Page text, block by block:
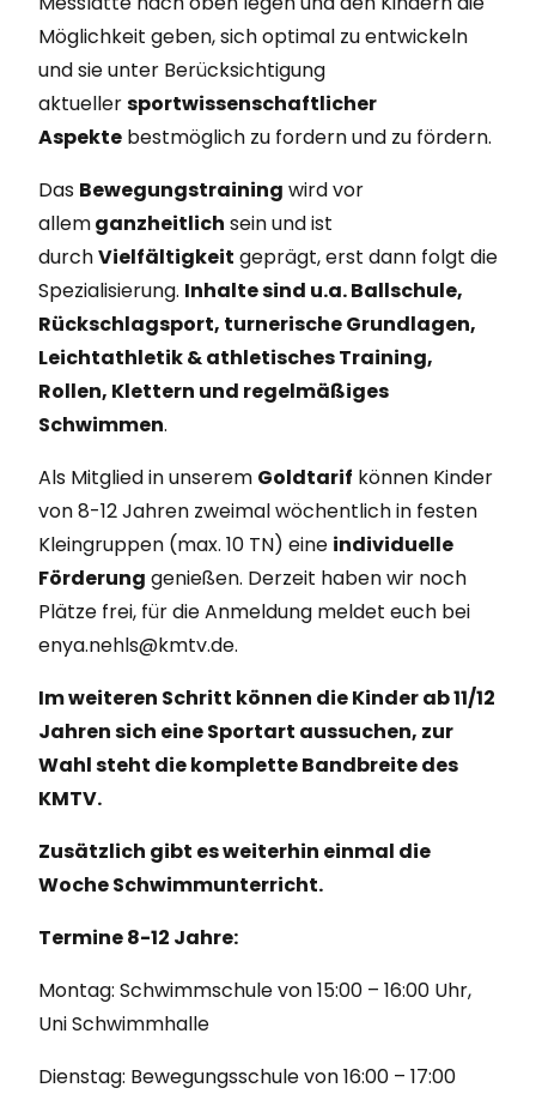
Möglichkeit geben, sich optimal zu entwickeln
und sie unter Berücksichtigung
aktuellersportwissenschaftlicher
Aspekte bestmöglich zu fordern und zu fördern.
Das Bewegungstraining wird vor
allemganzheitlich sein und ist
durchVielfältigkeit geprägt, erst dann folgt die
Spezialisierung. Inhalte sind u.a. Ballschule,
Rückschlagsport, turnerische Grundlagen,
Leichtathletik & athletisches Training,
Rollen, Klettern und regelmäßiges
Schwimmen.
Als Mitglied in unserem Goldtarif können Kinder
von 8-12 Jahren zweimal wöchentlich in festen
Kleingruppen (max. 10 TN) eine individuelle
Förderung genießen. Derzeit haben wir noch
Plätze frei, für die Anmeldung meldet euch bei
enya.nehls@kmtv.de.
Im weiteren Schritt können die Kinder ab 11/12
Jahren sich eine Sportart aussuchen, zur
Wahl steht die komplette Bandbreite des
KMTV.
Zusätzlich gibt es weiterhin einmal die
Woche Schwimmunterricht.
Termine 8-12 Jahre:
Montag: Schwimmschule von 15:00 – 16:00 Uhr,
Uni Schwimmhalle
Dienstag: Bewegungsschule von 16:00 – 17:00